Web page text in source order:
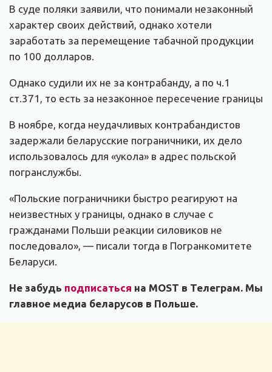
В суде поляки заявили, что понимали незаконный
характер своих действий, однако хотели
заработать за перемещение табачной продукции
по 100 долларов.
Однако судили их не за контрабанду, а по ч.1
ст.371, то есть за незаконное пересечение границы
В ноябре, когда неудачливых контрабандистов
задержали беларусские пограничники, их дело
использовалось для «укола» в адрес польской
погранслужбы.
«Польские пограничники быстро реагируют на
неизвестных у границы, однако в случае с
гражданами Польши реакции силовиков не
последовало», — писали тогда в Погранкомитете
Беларуси.
Не забудь подписаться на MOST в Телеграм. Мы
главное медиа беларусов в Польше.